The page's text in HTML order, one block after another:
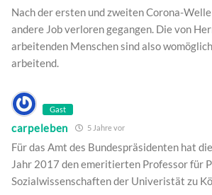
Nach der ersten und zweiten Corona-
andere Job verloren gegangen. Die von
arbeitenden Menschen sind also
arbeitend.
Gast
carpeleben 5 Jahre vor
Für das Amt des Bundespräsidenten hat
Jahr 2017 den emeritierten Professor für
Sozialwissenschaften der Univeristät zu